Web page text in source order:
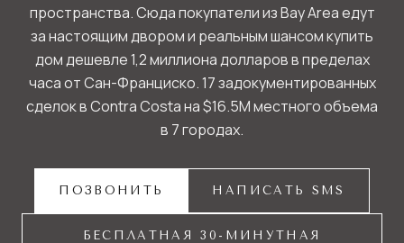
пространства. Сюда покупатели из Bay Area едут
за настоящим двором и реальным шансом купить
дом дешевле 1,2 миллиона долларов в пределах
часа от Сан-Франциско. 17 задокументированных
сделок в Contra Costa на $16.5M местного объема
в 7 городах.
ПОЗВОНИТЬ НАПИСАТЬ SMS
БЕСПЛАТНАЯ 30-МИНУТНАЯ